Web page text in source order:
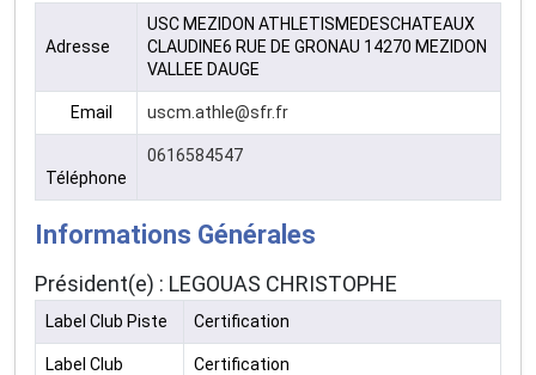
Adresse
USC MEZIDON ATHLETISMEDESCHATEAUX
CLAUDINE6 RUE DE GRONAU 14270 MEZIDON
VALLEE DAUGE
Email uscm.athle@sfr.fr
Téléphone
0616584547
Informations Générales
Président(e) : LEGOUAS CHRISTOPHE
Label Club Piste Certification
Label Club
Certification